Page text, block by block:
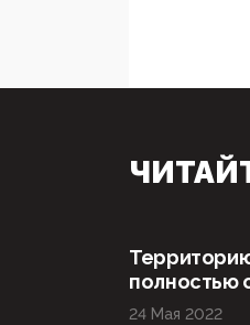
полностью
24 Мая 2022